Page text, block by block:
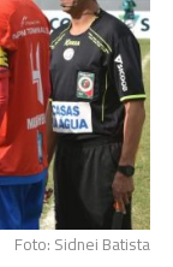
Foto: Sidnei Batista